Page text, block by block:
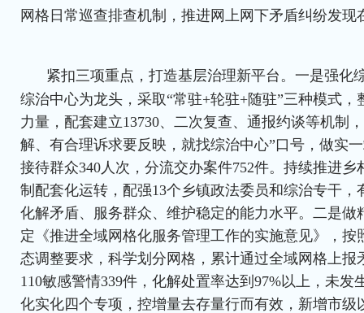
网格日常巡查排查机制，推进网上网下矛盾纠纷发现
紧扣三项重点，打造基层治理新平台。一是强化
综治中心为龙头，采取“常驻+轮驻+随驻”三种模式
力量，配套建立13730、二次复查、通报约谈等机制
解、有合理诉求要反映，就找综治中心”口号，做实
接待群众340人次，分流交办案件752件。持续推进
制配套化运转，配强13个乡镇政法委员和综治专干
化解矛盾、服务群众、维护稳定的能力水平。二是做
定《推进全域网格化服务管理工作的实施意见》，按
态调整要求，科学划分网格，累计通过全域网格上报
110敏感警情339件，化解处置率达到97%以上，未发
化实化四个专项，控增量去存量行而有效，新增市级